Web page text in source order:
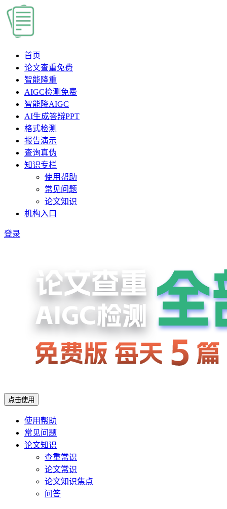
首页
论文查重免费
智能降重
AIGC检测 免费
智能降AIGC
AI生成答辩PPT
格式检测
报告演示
查询真伪
知识专栏
使用帮助
常见问题
论文知识
机构入口
登录
点击使用
使用帮助
常见问题
论文知识
查重常识
论文常识
论文知识焦点
问答